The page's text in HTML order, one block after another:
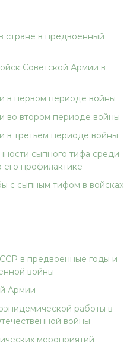
стране в предвоенный
Советской Армии в
в первом периоде войны
во втором периоде войны
в третьем периоде войны
сыпного тифа среди
профилактике
с сыпным тифом в войсках
в предвоенные годы и
войны
Армии
работы в
войны
мероприятий